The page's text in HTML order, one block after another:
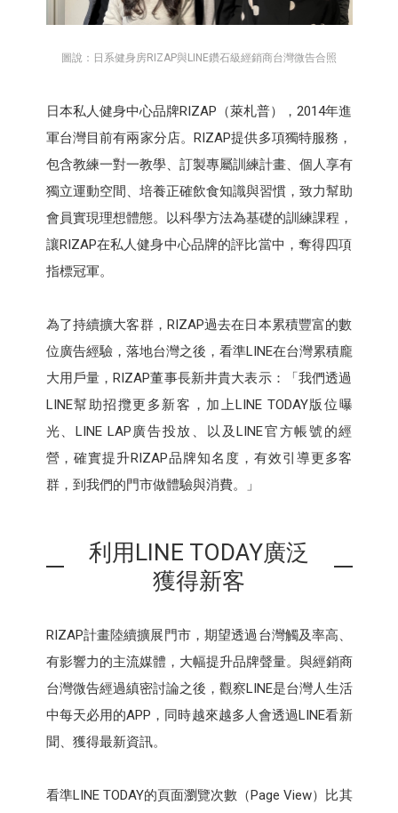
圖說：日系健身房RIZAP與LINE鑽石級經銷商台灣微告合照
日本私人健身中心品牌RIZAP（萊札普），2014年進
軍台灣目前有兩家分店。RIZAP提供多項獨特服務，
包含教練一對一教學、訂製專屬訓練計畫、個人享有
獨立運動空間、培養正確飲食知識與習慣，致力幫助
會員實現理想體態。以科學方法為基礎的訓練課程，
讓RIZAP在私人健身中心品牌的評比當中，奪得四項
指標冠軍。
為了持續擴大客群，RIZAP過去在日本累積豐富的數
位廣告經驗，落地台灣之後，看準LINE在台灣累積龐
大用戶量，RIZAP董事長新井貴大表示：「我們透過
LINE幫助招攬更多新客，加上LINE TODAY版位曝
光、LINE LAP廣告投放、以及LINE官方帳號的經
營，確實提升RIZAP品牌知名度，有效引導更多客
群，到我們的門市做體驗與消費。」
利用LINE TODAY廣泛
獲得新客
RIZAP計畫陸續擴展門市，期望透過台灣觸及率高、
有影響力的主流媒體，大幅提升品牌聲量。與經銷商
台灣微告經過縝密討論之後，觀察LINE是台灣人生活
中每天必用的APP，同時越來越多人會透過LINE看新
聞、獲得最新資訊。
看準LINE TODAY的頁面瀏覽次數（Page View）比其